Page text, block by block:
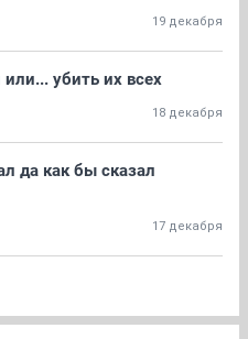
19 декабря
убить их всех
18 декабря
да как бы сказал
17 декабря